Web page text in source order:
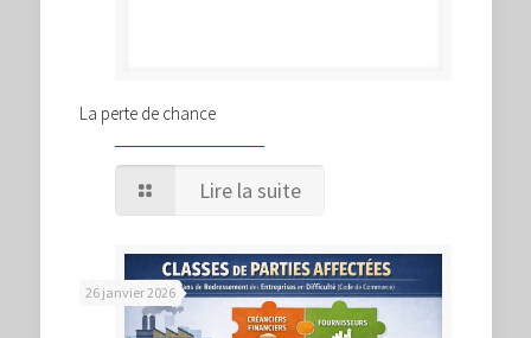
La perte de chance
Lire la suite
26 janvier 2026